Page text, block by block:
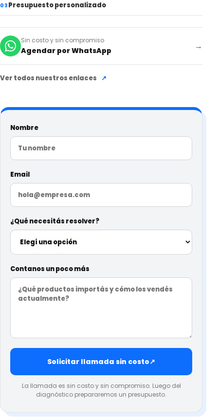
03Presupuesto personalizado
Sin costo y sin compromiso
Agendar por WhatsApp →
Ver todos nuestros enlaces ↗
Nombre
Email
¿Qué necesitás resolver?
Contanos un poco más
Solicitar llamada sin costo↗
La llamada es sin costo y sin compromiso. Luego del
diagnóstico prepararemos un presupuesto.